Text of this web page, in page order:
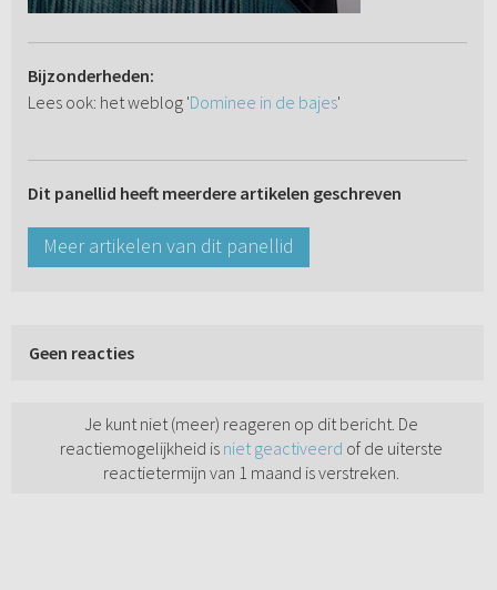
Bijzonderheden:
Lees ook: het weblog 'Dominee in de bajes'
Dit panellid heeft meerdere artikelen geschreven
Meer artikelen van dit panellid
Geen reacties
Je kunt niet (meer) reageren op dit bericht. De
reactiemogelijkheid is niet geactiveerd of de uiterste
reactietermijn van 1 maand is verstreken.